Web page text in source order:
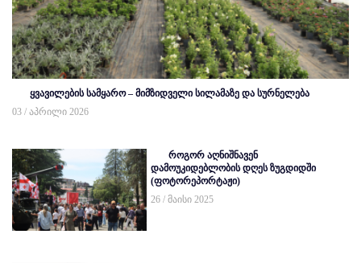
ყვავილების სამყარო – მიმზიდველი სილამაზე და სურნელება
03 / აპრილი 2026
როგორ აღნიშნავენ
დამოუკიდებლობის დღეს ზუგდიდში
(ფოტორეპორტაჟი)
26 / მაისი 2025